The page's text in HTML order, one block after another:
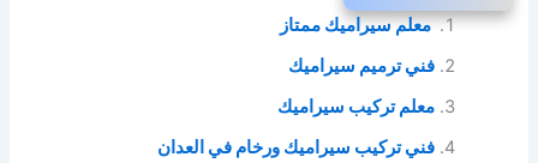
معلم سيراميك ممتاز
فني ترميم سيراميك
معلم تركيب سيراميك
فني تركيب سيراميك ورخام في العدان